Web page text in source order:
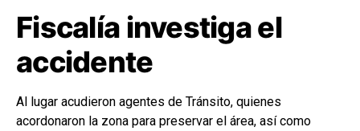
Fiscalía investiga el
accidente
Al lugar acudieron agentes de Tránsito, quienes
acordonaron la zona para preservar el área, así como